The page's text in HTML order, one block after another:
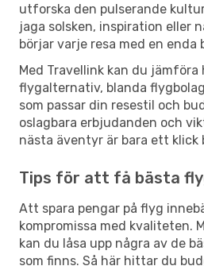
utforska den pulserande
jaga solsken, inspiration eller
börjar varje resa med en enda
Med Travellink kan du
flygalternativ, blanda
som passar din resestil och
oslagbara erbjudanden och
nästa äventyr är bara ett klick
Tips för att få bästa
Att spara pengar på flyg
kompromissa med kvaliteten.
kan du låsa upp några av de
som finns. Så här hittar du